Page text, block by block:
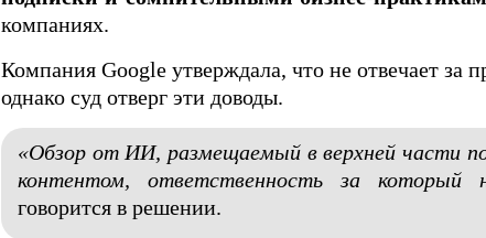
компаниях.
Компания Google утверждала, что не отвечает за
однако суд отверг эти доводы.
«Обзор от ИИ, размещаемый в верхней части
контентом, ответственность за который
говорится в решении.